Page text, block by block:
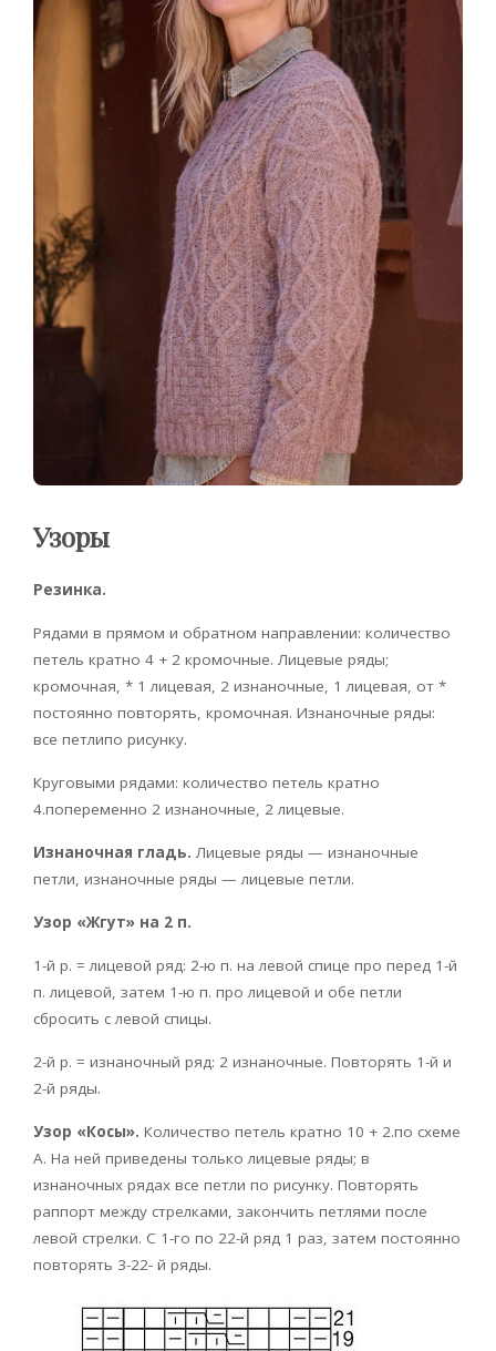
Узоры
Резинка.
Рядами в прямом и обратном направлении: количество
петель кратно 4 + 2 кромочные. Лицевые ряды;
кромочная, * 1 лицевая, 2 изнаночные, 1 лицевая, от *
постоянно повторять, кромочная. Изнаночные ряды:
все петлипо рисунку.
Круговыми рядами: количество петель кратно
4.попеременно 2 изнаночные, 2 лицевые.
Изнаночная гладь.Лицевые ряды — изнаночные
петли, изнаночные ряды — лицевые петли.
Узор «Жгут» на 2 п.
1-й р. = лицевой ряд: 2-ю п. на левой спице про перед 1-й
п. лицевой, затем 1-ю п. про лицевой и обе петли
сбросить с левой спицы.
2-й р. = изнаночный ряд: 2 изнаночные. Повторять 1-й и
2-й ряды.
Узор «Косы». Количество петель кратно 10 + 2.по схеме
А. На ней приведены только лицевые ряды; в
изнаночных рядах все петли по рисунку. Повторять
раппорт между стрелками, закончить петлями после
левой стрелки. С 1-го по 22-й ряд 1 раз, затем постоянно
повторять 3-22- й ряды.